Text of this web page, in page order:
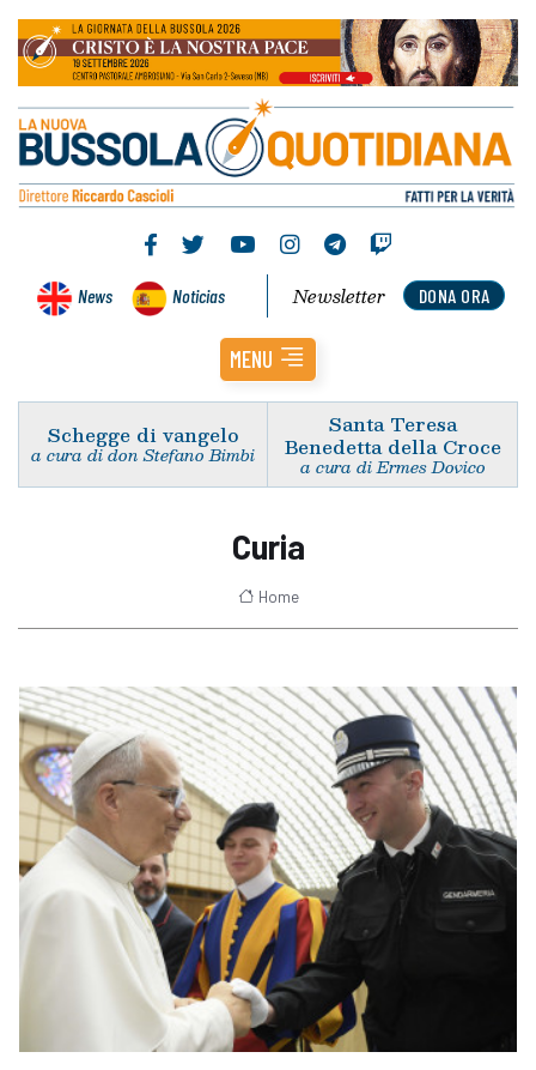
News Noticias DONA ORA
Newsletter
MENU
Schegge di vangelo
a cura di don Stefano Bimbi
Santa Teresa
Benedetta della Croce
a cura di Ermes Dovico
Curia
Home